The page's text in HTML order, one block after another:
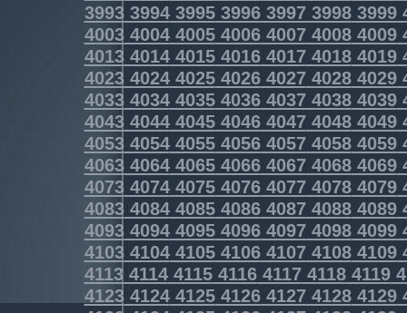
3993399439953996399739983999
4003400440054006400740084009
4013401440154016401740184019
4023402440254026402740284029
4033403440354036403740384039
4043404440454046404740484049
4053405440554056405740584059
4063406440654066406740684069
4073407440754076407740784079
4083408440854086408740884089
4093409440954096409740984099
4103410441054106410741084109
4113 411441154116411741184119
4123412441254126412741284129